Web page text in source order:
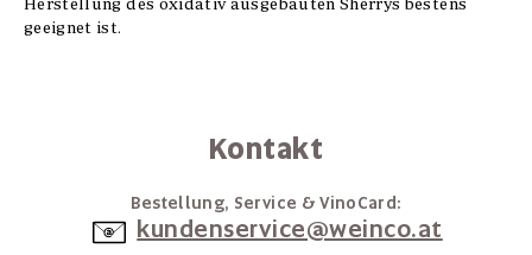
geeignet ist.
Kontakt
Bestellung, Service & VinoCard:
kundenservice@weinco.at